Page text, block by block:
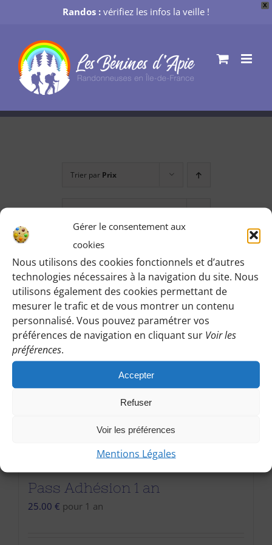
X
Randos : vérifiez les infos la veille !
Gérer le consentement aux
cookies
Nous utilisons des cookies fonctionnels et d’autres
technologies nécessaires à la navigation du site. Nous
utilisons également des cookies permettant de
mesurer le trafic et de vous montrer un contenu
personnalisé. Vous pouvez paramétrer vos
préférences de navigation en cliquant sur Voir les
préférences.
Accepter
Refuser
Voir les préférences
Mentions Légales
contenu
Trier par Prix
Montrer12 produits
Pass Adhésion 1 an
25.00 € pour 1 an